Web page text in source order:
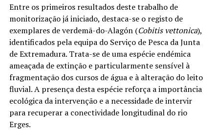
Entre os primeiros resultados deste trabalho de
monitorização já iniciado, destaca-se o registo de
exemplares de verdemã-do-Alagón (Cobitis vettonica),
identificados pela equipa do Serviço de Pesca da Junta
de Extremadura. Trata-se de uma espécie endémica
ameaçada de extinção e particularmente sensível à
fragmentação dos cursos de água e à alteração do leito
fluvial. A presença desta espécie reforça a importância
ecológica da intervenção e a necessidade de intervir
para recuperar a conectividade longitudinal do rio
Erges.